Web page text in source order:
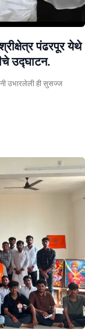
पंढरपूर येथे
उद्घाटन.
उभारलेली ही सुसज्ज